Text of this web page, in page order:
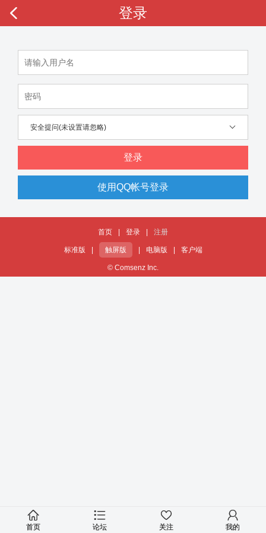
登录
安全提问(未设置请忽略)
登录
使用QQ帐号登录
首页 登录 注册
标准版 触屏版 电脑版 客户端
© Comsenz Inc.
首页 论坛 关注 我的